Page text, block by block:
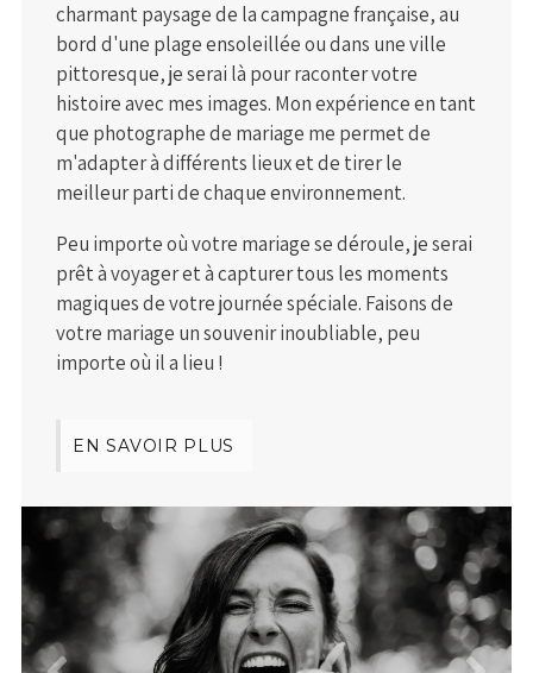
charmant paysage de la campagne française, au
bord d'une plage ensoleillée ou dans une ville
pittoresque, je serai là pour raconter votre
histoire avec mes images. Mon expérience en tant
que photographe de mariage me permet de
m'adapter à différents lieux et de tirer le
meilleur parti de chaque environnement.
Peu importe où votre mariage se déroule, je serai
prêt à voyager et à capturer tous les moments
magiques de votre journée spéciale. Faisons de
votre mariage un souvenir inoubliable, peu
importe où il a lieu !
EN SAVOIR PLUS